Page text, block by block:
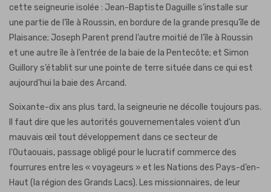
cette seigneurie isolée : Jean-Baptiste Daguille s’installe sur
une partie de l’île à Roussin, en bordure de la grande presqu’île de
Plaisance; Joseph Parent prend l’autre moitié de l’île à Roussin
et une autre île à l’entrée de la baie de la Pentecôte; et Simon
Guillory s’établit sur une pointe de terre située dans ce qui est
aujourd’hui la baie des Arcand.
Soixante-dix ans plus tard, la seigneurie ne décolle toujours pas.
Il faut dire que les autorités gouvernementales voient d’un
mauvais œil tout développement dans ce secteur de
l’Outaouais, passage obligé pour le lucratif commerce des
fourrures entre les « voyageurs » et les Nations des Pays-d’en-
Haut (la région des Grands Lacs). Les missionnaires, de leur